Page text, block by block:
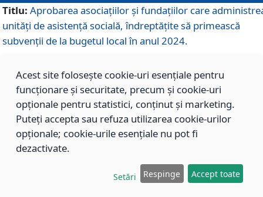
Titlu: Aprobarea asociațiilor şi fundațiilor care
unități de asistenţă socială, îndreptăţite să primească
subvenţii de la bugetul local în anul 2024.
899/21.12.2023
Aprobarea standardelor de cost pentru serviciile
sociale furnizate în cadrul Direcției de Asistență Socială
Brașov, pentru anul 2024.
Modificarea Anexei la H.C.L. nr. 91 din 09.02.2018,
Acest site folosește cookie-uri esențiale pentru
funcționare și securitate, precum și cookie-uri
opționale pentru statistici, conținut și marketing.
Puteți accepta sau refuza utilizarea cookie-urilor
opționale; cookie-urile esențiale nu pot fi
dezactivate.
Setări Respinge Accept toate